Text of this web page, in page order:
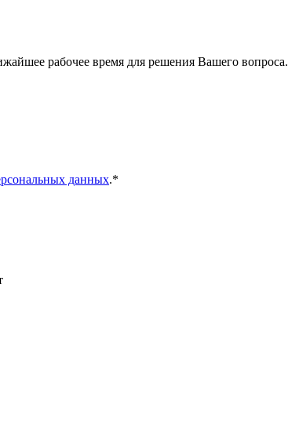
рабочее время для решения Вашего вопроса.
данных.*